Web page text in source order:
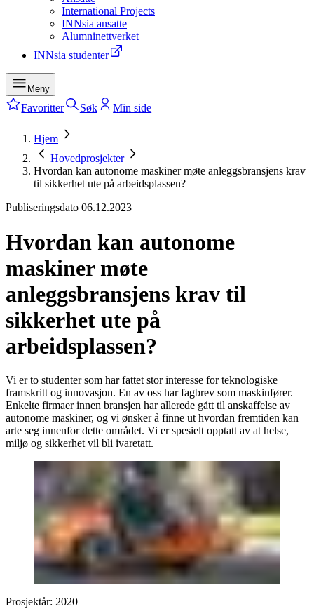
International Projects
INNsia ansatte
Alumninettverket
INNsia studenter
Meny
Favoritter Søk Min side
Hjem
Hovedprosjekter
Hvordan kan autonome maskiner møte anleggsbransjens krav
til sikkerhet ute på arbeidsplassen?
Publiseringsdato 06.12.2023
Hvordan kan autonome
maskiner møte
anleggsbransjens krav til
sikkerhet ute på
arbeidsplassen?
Vi er to studenter som har fattet stor interesse for teknologiske
framskritt og innovasjon. En av oss har fagbrev som maskinfører.
Enkelte firmaer innen bransjen har allerede gått til anskaffelse av
autonome maskiner, og vi ønsker å finne ut hvordan fremtiden kan
arte seg innenfor dette området. Vi er spesielt opptatt av at helse,
miljø og sikkerhet vil bli ivaretatt.
Prosjektår: 2020